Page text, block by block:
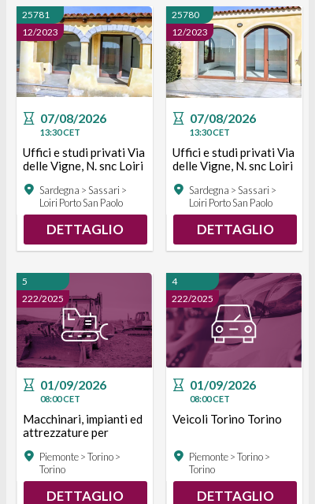
25781
12/2023
07/08/2026
13:30CET
Uffici e studi privati Via
delle Vigne, N. snc Loiri
Sardegna > Sassari >
Loiri Porto San Paolo
DETTAGLIO
25780
12/2023
07/08/2026
13:30CET
Uffici e studi privati Via
delle Vigne, N. snc Loiri
Sardegna > Sassari >
Loiri Porto San Paolo
DETTAGLIO
5
222/2025
01/09/2026
08:00CET
Macchinari, impianti ed
attrezzature per
Piemonte > Torino >
Torino
DETTAGLIO
4
222/2025
01/09/2026
08:00CET
Veicoli Torino Torino
Piemonte > Torino >
Torino
DETTAGLIO